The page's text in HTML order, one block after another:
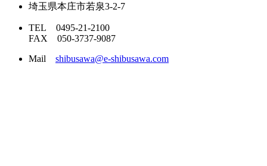
埼玉県本庄市若泉3-2-7
TEL 0495-21-2100
FAX 050-3737-9087
Mail shibusawa@e-shibusawa.com